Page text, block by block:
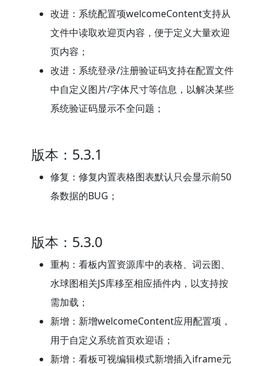
改进：系统配置项welcomeContent支持从
文件中读取欢迎页内容，便于定义大量欢迎
页内容；
改进：系统登录/注册验证码支持在配置文件
中自定义图片/字体尺寸等信息，以解决某些
系统验证码显示不全问题；
版本：5.3.1
修复：修复内置表格图表默认只会显示前50
条数据的BUG；
版本：5.3.0
重构：看板内置资源库中的表格、词云图、
水球图相关JS库移至相应插件内，以支持按
需加载；
新增：新增welcomeContent应用配置项，
用于自定义系统首页欢迎语；
新增：看板可视编辑模式新增插入iframe元